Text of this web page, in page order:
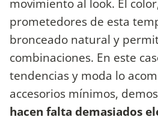
prometedores de esta
bronceado natural y
combinaciones. En este
tendencias y moda lo
accesorios mínimos,
hacen falta demasiados